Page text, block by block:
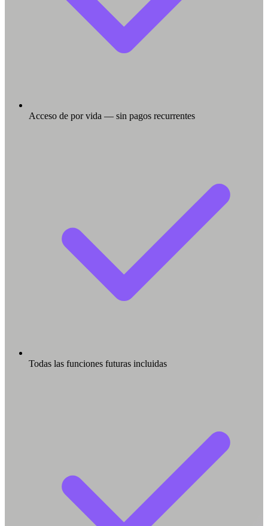
Acceso de por vida — sin pagos recurrentes
Todas las funciones futuras incluidas